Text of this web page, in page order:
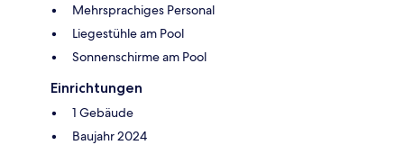
Mehrsprachiges Personal
Liegestühle am Pool
Sonnenschirme am Pool
Einrichtungen
1 Gebäude
Baujahr 2024